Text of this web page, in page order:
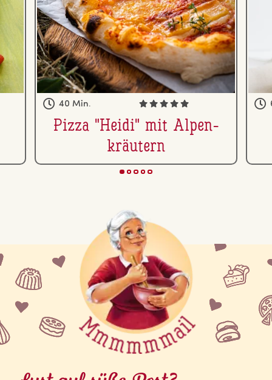
40 Min.
Pizza "Heidi" mit Al­pen­
kräu­tern